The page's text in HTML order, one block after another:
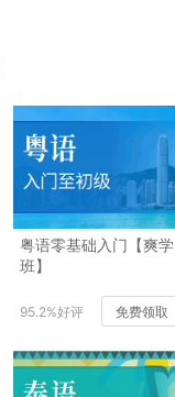
粤语零基础入门【爽学
班】
95.2%好评 免费领取